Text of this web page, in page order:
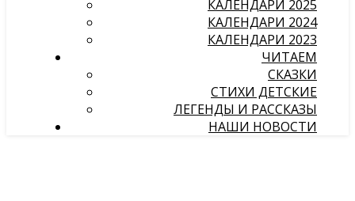
КАЛЕНДАРИ 2025
КАЛЕНДАРИ 2024
КАЛЕНДАРИ 2023
ЧИТАЕМ
СКАЗКИ
СТИХИ ДЕТСКИЕ
ЛЕГЕНДЫ И РАССКАЗЫ
НАШИ НОВОСТИ